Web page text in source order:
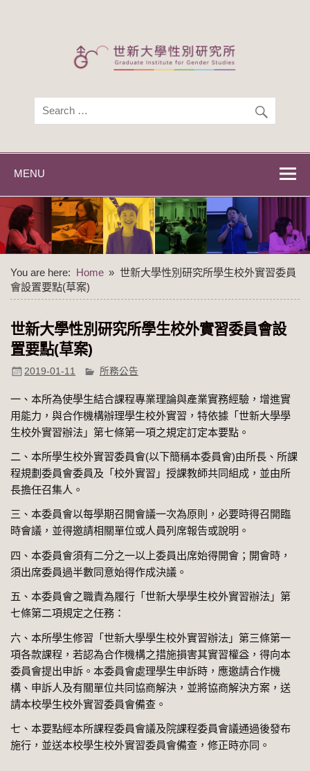
世新大學性別研
世新大學性別研究所
MENU
You are here: Home
世新大學性別研究所學生校外實習委員
會設置要點(草案)
世新大學性別研究所學生校外實習委員會設
置要點(草案)
2019-01-11 所務公告
一、本所為使學生結合課程專業理論與產業實務經驗，增進實
用能力，與合作機構辦理學生校外實習，特依據「世新大學學
生校外實習辦法」第七條第一項之規定訂定本要點。
二、本所學生校外實習委員會(以下簡稱本委員會)由所長、所課
程規劃委員會委員及「校外實習」授課教師共同組成，並由所
長擔任召集人。
三、本委員會以每學期召開會議一次為原則，必要時得召開臨
時會議，並得邀請相關單位或人員列席報告或說明。
四、本委員會須有二分之一以上委員出席始得開會；開會時，
須出席委員過半數同意始得作成決議。
五、本委員會之職責為履行「世新大學學生校外實習辦法」第
七條第二項規定之任務：
六、本所學生修習「世新大學學生校外實習辦法」第三條第一
項各款課程，若認為合作機構之措施損害其實習權益，得向本
委員會提出申訴。本委員會處理學生申訴時，應邀請合作機
構、申訴人及有關單位共同協商解決，並將協商解決方案，送
請本校學生校外實習委員會備查。
七、本要點經本所課程委員會議及院課程委員會議通過後發布
施行，並送本校學生校外實習委員會備查，修正時亦同。